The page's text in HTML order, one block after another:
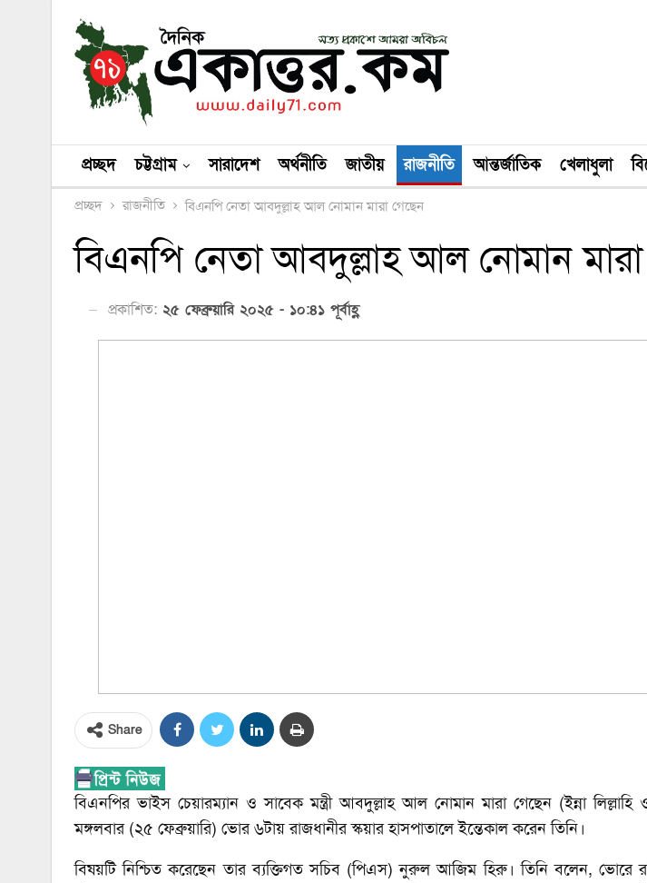
প্রচ্ছদ চট্টগ্রাম সারাদেশ অর্থনীতি জাতীয় রাজনীতি আন্তর্জাতিক খেলাধুলা
প্রচ্ছদ রাজনীতি বিএনপি নেতা আবদুল্লাহ আল নোমান মারা গেছেন
বিএনপি নেতা আবদুল্লাহ আল নোমান
প্রকাশিত: ২৫ ফেব্রুয়ারি ২০২৫ - ১০:৪১ পূর্বাহ্ণ
Share
বিএনপির ভাইস চেয়ারম্যান ও সাবেক মন্ত্রী আবদুল্লাহ আল নোমান মারা গেছেন (ইন্না লিল্লাহি
মঙ্গলবার (২৫ ফেব্রুয়ারি) ভোর ৬টায় রাজধানীর স্কয়ার হাসপাতালে ইন্তেকাল করেন তিনি।
বিষয়টি নিশ্চিত করেছেন তার ব্যক্তিগত সচিব (পিএস) নুরুল আজিম হিরু। তিনি বলেন, ভোরে